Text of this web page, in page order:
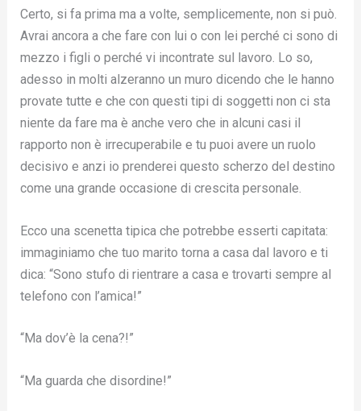
Certo, si fa prima ma a volte, semplicemente, non si può.
Avrai ancora a che fare con lui o con lei perché ci sono di
mezzo i figli o perché vi incontrate sul lavoro. Lo so,
adesso in molti alzeranno un muro dicendo che le hanno
provate tutte e che con questi tipi di soggetti non ci sta
niente da fare ma è anche vero che in alcuni casi il
rapporto non è irrecuperabile e tu puoi avere un ruolo
decisivo e anzi io prenderei questo scherzo del destino
come una grande occasione di crescita personale.
Ecco una scenetta tipica che potrebbe esserti capitata:
immaginiamo che tuo marito torna a casa dal lavoro e ti
dica: “Sono stufo di rientrare a casa e trovarti sempre al
telefono con l’amica!”
“Ma dov’è la cena?!”
“Ma guarda che disordine!”